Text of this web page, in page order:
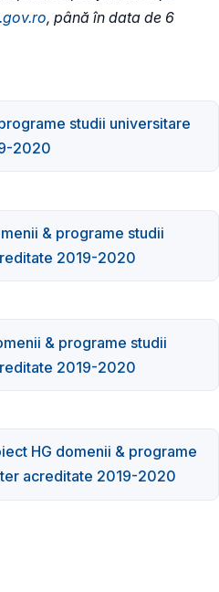
, până în data de 6
studii universitare
2020
& programe studii
2019-2020
& programe studii
2019-2020
HG domenii & programe
acreditate 2019-2020